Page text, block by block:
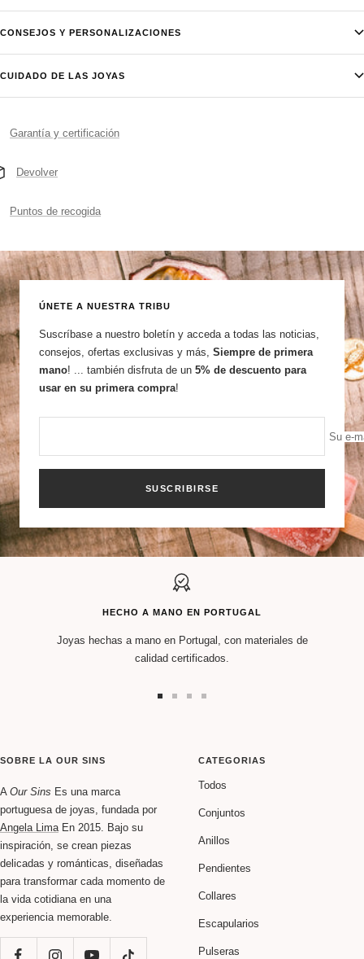
CONSEJOS Y PERSONALIZACIONES
CUIDADO DE LAS JOYAS
Garantía y certificación
Devolver
Puntos de recogida
ÚNETE A NUESTRA TRIBU
Suscríbase a nuestro boletín y acceda a todas las noticias,
consejos, ofertas exclusivas y más, Siempre de primera
mano! ... también disfruta de un 5% de descuento para
usar en su primera compra!
Su e-
SUSCRIBIRSE
HECHO A MANO EN PORTUGAL
Joyas hechas a mano en Portugal, con materiales de
calidad certificados.
diapositiva
diapositiva
diapositiva
diapositiva
SOBRE LA OUR SINS
A Our Sins Es una marca
portuguesa de joyas, fundada por
Angela LimaEn 2015. Bajo su
inspiración, se crean piezas
delicadas y románticas, diseñadas
para transformar cada momento de
la vida cotidiana en una
experiencia memorable.
CATEGORIAS
Todos
Conjuntos
Anillos
Pendientes
Collares
Escapularios
Pulseras